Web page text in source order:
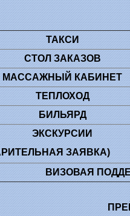
ТАКСИ
СТОЛ ЗАКАЗОВ
МАССАЖНЫЙ КАБИНЕТ
ТЕПЛОХОД
БИЛЬЯРД
ЭКСКУРСИИ
ЗАЯВКА)
ВИЗОВАЯ